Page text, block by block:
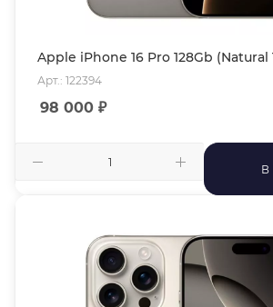
Apple iPhone 16 Pro 128Gb
Арт.: 122394
98 000 ₽
В